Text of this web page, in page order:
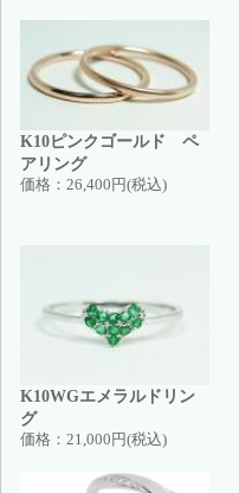
K10ピンクゴールド ペ
アリング
価格： 26,400円(税込)
K10WGエメラルドリン
グ
価格： 21,000円(税込)